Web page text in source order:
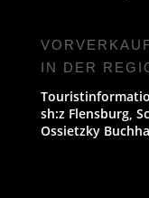
IN DER
sh:z Flensburg,
Ossietzky